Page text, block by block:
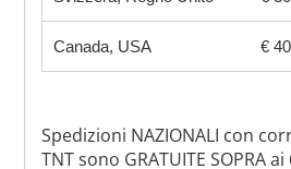
Canada, USA € 40
Spedizioni NAZIONALI con
TNT sono GRATUITE SOPRA ai